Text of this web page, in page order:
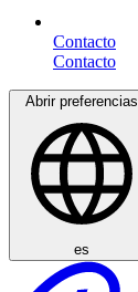
Contacto
Abrir preferencias
es